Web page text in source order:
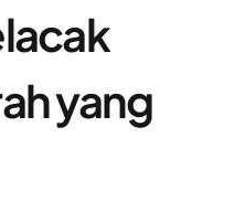
yang